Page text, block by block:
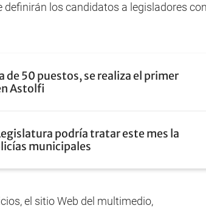
definirán los candidatos a legisladores con
de 50 puestos, se realiza el primer
Astolfi
podría tratar este mes la
municipales
el sitio Web del multimedio,